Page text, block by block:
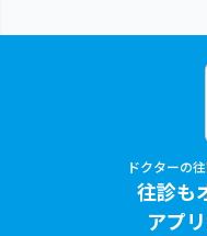
ドクターの
往診も
アプ